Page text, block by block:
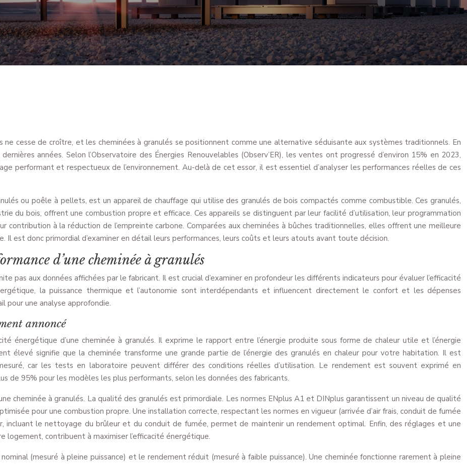
ne cesse de croître, et les cheminées à granulés se positionnent comme une alternative séduisante aux systèmes traditionnels. En
années. Selon l’Observatoire des Énergies Renouvelables (Observ’ER), les ventes ont progressé d’environ 15% en 2023,
performant et respectueux de l’environnement. Au-delà de cet essor, il est essentiel d’analyser les performances réelles de ces
ou poêle à pellets, est un appareil de chauffage qui utilise des granulés de bois compactés comme combustible. Ces granulés,
du bois, offrent une combustion propre et efficace. Ces appareils se distinguent par leur facilité d’utilisation, leur programmation
à la réduction de l’empreinte carbone. Comparées aux cheminées à bûches traditionnelles, elles offrent une meilleure
est donc primordial d’examiner en détail leurs performances, leurs coûts et leurs atouts avant toute décision.
d’une cheminée à granulés
pas aux données affichées par le fabricant. Il est crucial d’examiner en profondeur les différents indicateurs pour évaluer l’efficacité
la puissance thermique et l’autonomie sont interdépendants et influencent directement le confort et les dépenses
pour une analyse approfondie.
annoncé
énergétique d’une cheminée à granulés. Il exprime le rapport entre l’énergie produite sous forme de chaleur utile et l’énergie
élevé signifie que la cheminée transforme une grande partie de l’énergie des granulés en chaleur pour votre habitation. Il est
car les tests en laboratoire peuvent différer des conditions réelles d’utilisation. Le rendement est souvent exprimé en
de 95% pour les modèles les plus performants, selon les données des fabricants.
cheminée à granulés. La qualité des granulés est primordiale. Les normes ENplus A1 et DINplus garantissent un niveau de qualité
pour une combustion propre. Une installation correcte, respectant les normes en vigueur (arrivée d’air frais, conduit de fumée
incluant le nettoyage du brûleur et du conduit de fumée, permet de maintenir un rendement optimal. Enfin, des réglages et une
contribuent à maximiser l’efficacité énergétique.
(mesuré à pleine puissance) et le rendement réduit (mesuré à faible puissance). Une cheminée fonctionne rarement à pleine